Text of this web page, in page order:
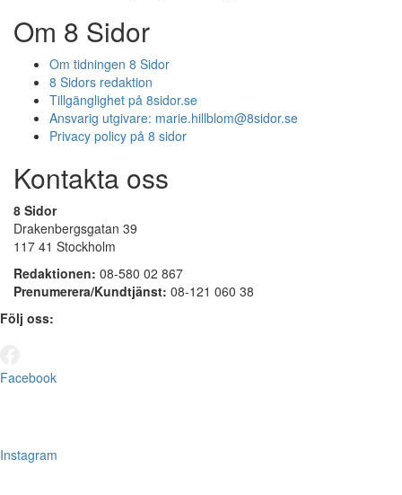
Om 8 Sidor
Om tidningen 8 Sidor
8 Sidors redaktion
Tillgänglighet på 8sidor.se
Ansvarig utgivare: marie.hillblom@8sidor.se
Privacy policy på 8 sidor
Kontakta oss
8 Sidor
Drakenbergsgatan 39
117 41 Stockholm
Redaktionen: 08-580 02 867
Prenumerera/Kundtjänst: 08-121 060 38
Följ oss:
Facebook
Instagram